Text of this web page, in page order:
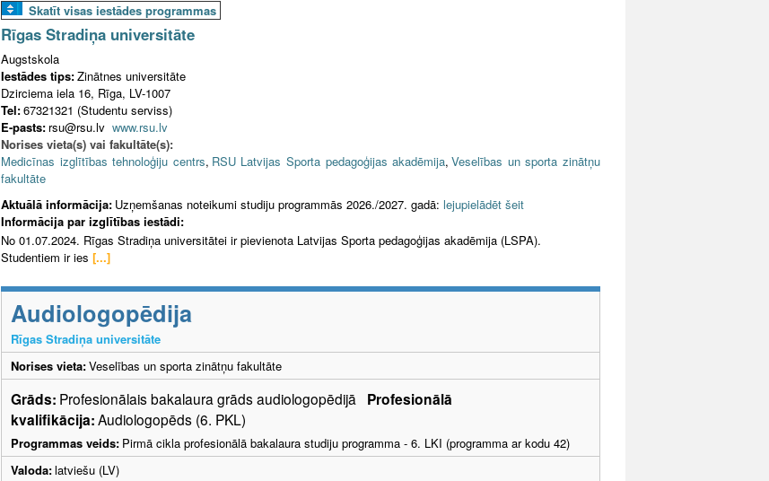
Skatīt visas iestādes programmas
Rīgas Stradiņa universitāte
Augstskola
Iestādes tips:Zinātnes universitāte
Dzirciema iela 16, Rīga, LV-1007
Tel:67321321 (Studentu serviss)
E-pasts: rsu@rsu.lv www.rsu.lv
Norises vieta(s) vai fakultāte(s):
Medicīnas izglītības tehnoloģiju centrs, RSU Latvijas Sporta pedagoģijas akadēmija, Veselības un sporta zinātņu
fakultāte
Aktuālā informācija: Uzņemšanas noteikumi studiju programmās 2026./2027. gadā: lejupielādēt šeit
Informācija par izglītības iestādi:
No 01.07.2024. Rīgas Stradiņa universitātei ir pievienota Latvijas Sporta pedagoģijas akadēmija (LSPA).
Studentiem ir ies [...]
Audiologopēdija
Rīgas Stradiņa universitāte
Norises vieta:Veselības un sporta zinātņu fakultāte
Grāds: Profesionālais bakalaura grāds audiologopēdijā Profesionālā
kvalifikācija:Audiologopēds (6. PKL)
Programmas veids: Pirmā cikla profesionālā bakalaura studiju programma - 6. LKI (programma ar kodu 42)
Valoda:latviešu (LV)